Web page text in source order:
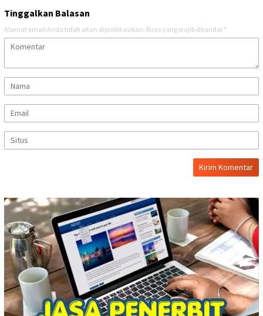
Tinggalkan Balasan
Alamat email Anda tidak akan dipublikasikan. Ruas yang wajib ditandai *